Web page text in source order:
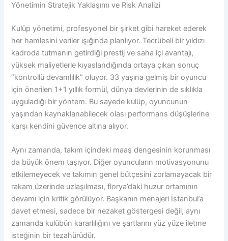
Yönetimin Stratejik Yaklaşımı ve Risk Analizi
Kulüp yönetimi, profesyonel bir şirket gibi hareket ederek
her hamlesini veriler ışığında planlıyor. Tecrübeli bir yıldızı
kadroda tutmanın getirdiği prestij ve saha içi avantajı,
yüksek maliyetlerle kıyaslandığında ortaya çıkan sonuç
“kontrollü devamlılık” oluyor. 33 yaşına gelmiş bir oyuncu
için önerilen 1+1 yıllık formül, dünya devlerinin de sıklıkla
uyguladığı bir yöntem. Bu sayede kulüp, oyuncunun
yaşından kaynaklanabilecek olası performans düşüşlerine
karşı kendini güvence altına alıyor.
Aynı zamanda, takım içindeki maaş dengesinin korunması
da büyük önem taşıyor. Diğer oyuncuların motivasyonunu
etkilemeyecek ve takımın genel bütçesini zorlamayacak bir
rakam üzerinde uzlaşılması, florya’daki huzur ortamının
devamı için kritik görülüyor. Başkanın menajeri İstanbul’a
davet etmesi, sadece bir nezaket göstergesi değil, aynı
zamanda kulübün kararlılığını ve şartlarını yüz yüze iletme
isteğinin bir tezahürüdür.